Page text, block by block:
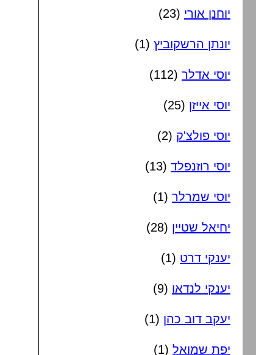
יוחנן אורי (23)
יונתן הרשקוביץ (1)
יוסי אדלר (112)
יוסי אייזן (25)
יוסי פולצ'ק (2)
יוסי רוזנפלד (13)
יוסי שמרלר (1)
יחיאל שטיין (28)
יענקי דרט (1)
יענקי לנדאו (9)
יעקב דוב כהן (1)
יפת שמואל (1)